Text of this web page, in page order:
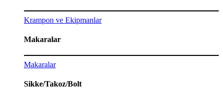
Krampon ve Ekipmanlar
Makaralar
Makaralar
Sikke/Takoz/Bolt